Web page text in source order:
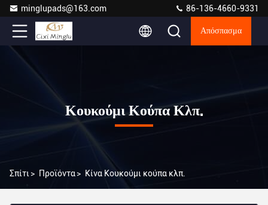
minglupads@163.com 86-136-4660-9331
Απόσπασμα
Κουκούμι Κούπα Κλπ.
Σπίτι > Προϊόντα> Κίνα Κουκούμι κούπα κλπ.